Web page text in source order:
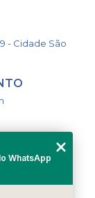
- Cidade São
WhatsApp